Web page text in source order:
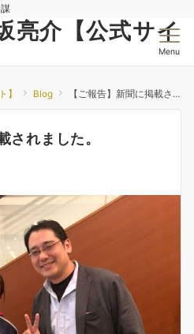
亮介【公式サイ
Menu
】 Blog 【ご報告】新聞に掲載されました。
されました。